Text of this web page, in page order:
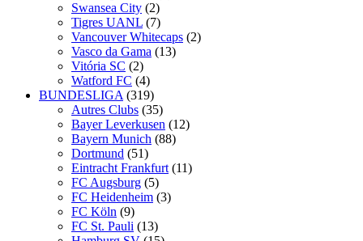
Swansea City (2)
Tigres UANL (7)
Vancouver Whitecaps (2)
Vasco da Gama (13)
Vitória SC (2)
Watford FC (4)
BUNDESLIGA (319)
Autres Clubs (35)
Bayer Leverkusen (12)
Bayern Munich (88)
Dortmund (51)
Eintracht Frankfurt (11)
FC Augsburg (5)
FC Heidenheim (3)
FC Köln (9)
FC St. Pauli (13)